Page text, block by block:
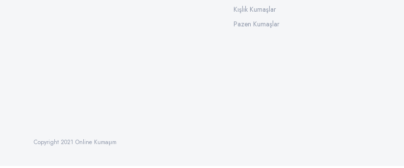
Kışlık Kumaşlar
Pazen Kumaşlar
Copyright 2021 Online Kumaşım